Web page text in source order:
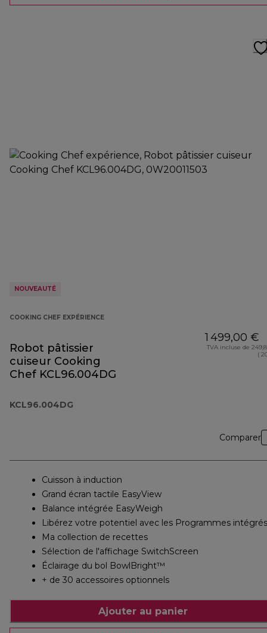
NOUVEAUTÉ
COOKING CHEF EXPÉRIENCE
Robot pâtissier
cuiseur Cooking
Chef KCL96.004DG
KCL96.004DG
1 499,00 €
TVA incluse de
(
Comparer
Cuisson à induction
Grand écran tactile EasyView
Balance intégrée EasyWeigh
Libérez votre potentiel avec les Programmes intégrés
Ma collection de recettes
Sélection de l'affichage SwitchScreen
Éclairage du bol BowlBright™
+ de 30 accessoires optionnels
Ajouter au panier